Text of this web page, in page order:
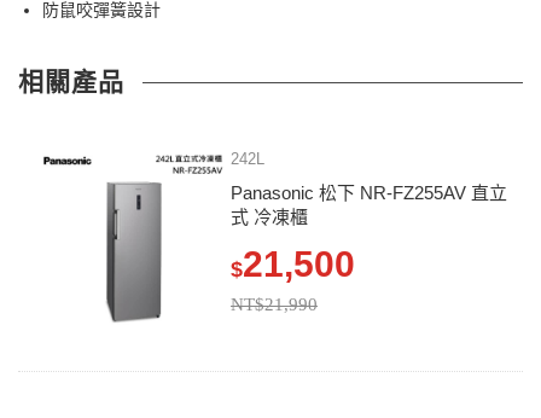
防鼠咬彈簧設計
相關產品
242L
Panasonic 松下 NR-FZ255AV 直立
式 冷凍櫃
$21,500
NT$21,990